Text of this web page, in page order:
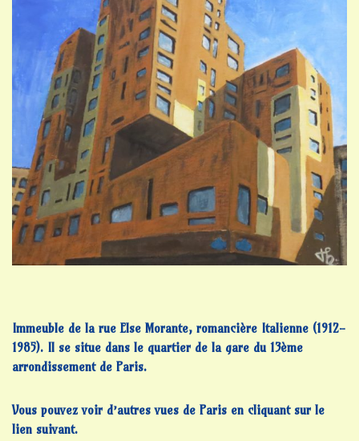
Immeuble de la rue Else Morante, romancière Italienne (1912-
1985). Il se situe dans le quartier de la gare du 13ème
arrondissement de Paris.
Vous pouvez voir d’autres vues de Paris en cliquant sur le
lien suivant.